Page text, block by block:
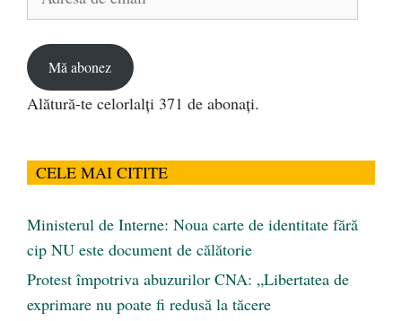
Mă abonez
Alătură-te celorlalți 371 de abonați.
CELE MAI CITITE
Ministerul de Interne: Noua carte de identitate fără
cip NU este document de călătorie
Protest împotriva abuzurilor CNA: „Libertatea de
exprimare nu poate fi redusă la tăcere